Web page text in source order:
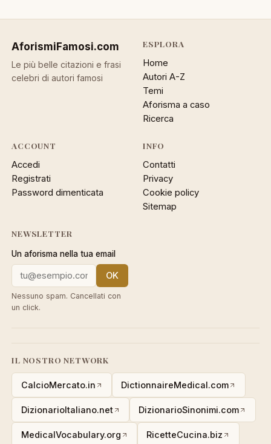
AforismiFamosi.com
Le più belle citazioni e frasi
celebri di autori famosi
ESPLORA
Home
Autori A-Z
Temi
Aforisma a caso
Ricerca
ACCOUNT
Accedi
Registrati
Password dimenticata
INFO
Contatti
Privacy
Cookie policy
Sitemap
NEWSLETTER
Un aforisma nella tua email
OK
Nessuno spam. Cancellati con
un click.
IL NOSTRO NETWORK
CalcioMercato.in DictionnaireMedical.com
DizionarioItaliano.net DizionarioSinonimi.com
MedicalVocabulary.org RicetteCucina.biz